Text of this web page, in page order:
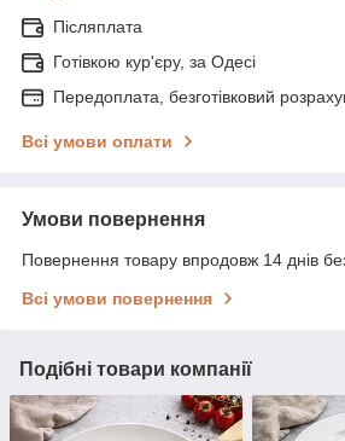
Післяплата
Готівкою кур'єру, за Одесі
Передоплата, безготівковий
Всі умови оплати
Умови повернення
Повернення товару впродовж 14 днів
Всі умови повернення
Подібні товари компанії